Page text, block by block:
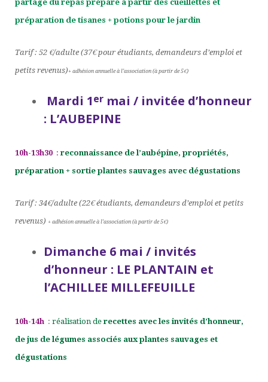
partage du repas préparé à partir des cueillettes et
préparation de tisanes + potions pour le jardin
Tarif : 52 €/adulte (37€ pour étudiants, demandeurs d’emploi et
petits revenus)+ adhésion annuelle à l’association (à partir de 5€)
Mardi 1er mai / invitée d’honneur
: L’AUBEPINE
10h-13h30 : reconnaissance de l’aubépine, propriétés,
préparation + sortie plantes sauvages avec dégustations
Tarif : 34€/adulte (22€ étudiants, demandeurs d’emploi et petits
revenus) + adhésion annuelle à l’association (à partir de 5€)
Dimanche 6 mai / invités
d’honneur : LE PLANTAIN et
l’ACHILLEE MILLEFEUILLE
10h-14h : réalisation de recettes avec les invités d’honneur,
de jus de légumes associés aux plantes sauvages et
dégustations